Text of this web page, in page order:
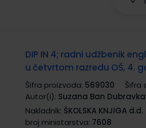
DIP IN 4; radni udžbenik
u četvrtom razredu OŠ, 4.
Šifra proizvoda: 569030 Šifra
Autor(i): Suzana Ban
Nakladnik: ŠKOLSKA KNJIGA d.d.
broj ministarstva: 7608